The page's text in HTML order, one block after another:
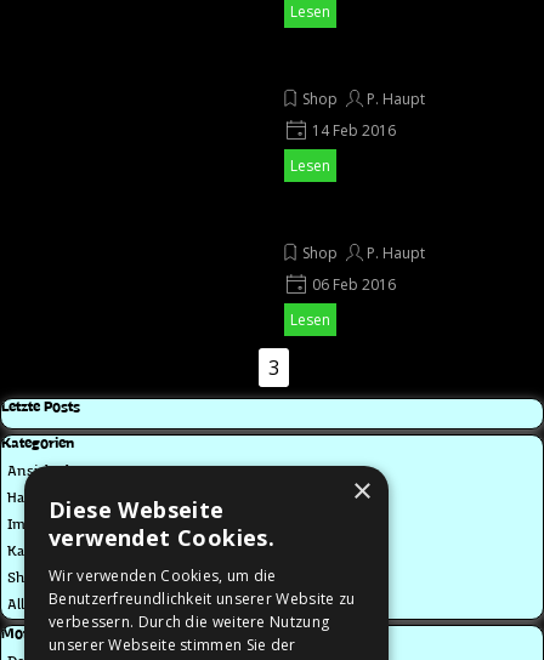
Lesen
Shop
P. Haupt
14 Feb 2016
Lesen
Shop
P. Haupt
06 Feb 2016
Lesen
Gehen Sie zu Seite:
Gehen Sie zu Seite:
Aktuelle Seite:
3
Block überspringen Letzte Posts
Letzte Posts
Block überspringen Kategorien
Kategorien
Ansichtskarten
Halloween
Impressum
Kalender
Shop
Alle Kategorien
Block überspringen Monatliche Posts
Monatliche Posts
×
Diese Webseite
verwendet Cookies.
Wir verwenden Cookies, um die
Benutzerfreundlichkeit unserer Website zu
verbessern. Durch die weitere Nutzung
unserer Webseite stimmen Sie der